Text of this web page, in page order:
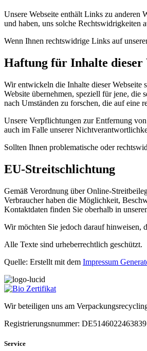
Unsere Webseite enthält Links zu
und haben, uns solche Rechtswidrigkeiten
Wenn Ihnen rechtswidrige Links auf
Haftung für Inhalte dieser
Wir entwickeln die Inhalte dieser
Website übernehmen, speziell für jene,
nach Umständen zu forschen, die auf eine
Unsere Verpflichtungen zur Entfernung
auch im Falle unserer
Sollten Ihnen problematische oder
EU-Streitschlichtung
Gemäß Verordnung über Online-
Verbraucher haben die Möglichkeit,
Kontaktdaten finden Sie oberhalb in
Wir möchten Sie jedoch darauf hinweisen,
Alle Texte sind urheberrechtlich geschützt.
Quelle: Erstellt mit dem Impressum
Wir beteiligen uns am
Registrierungsnummer: DE5146022463839
Service